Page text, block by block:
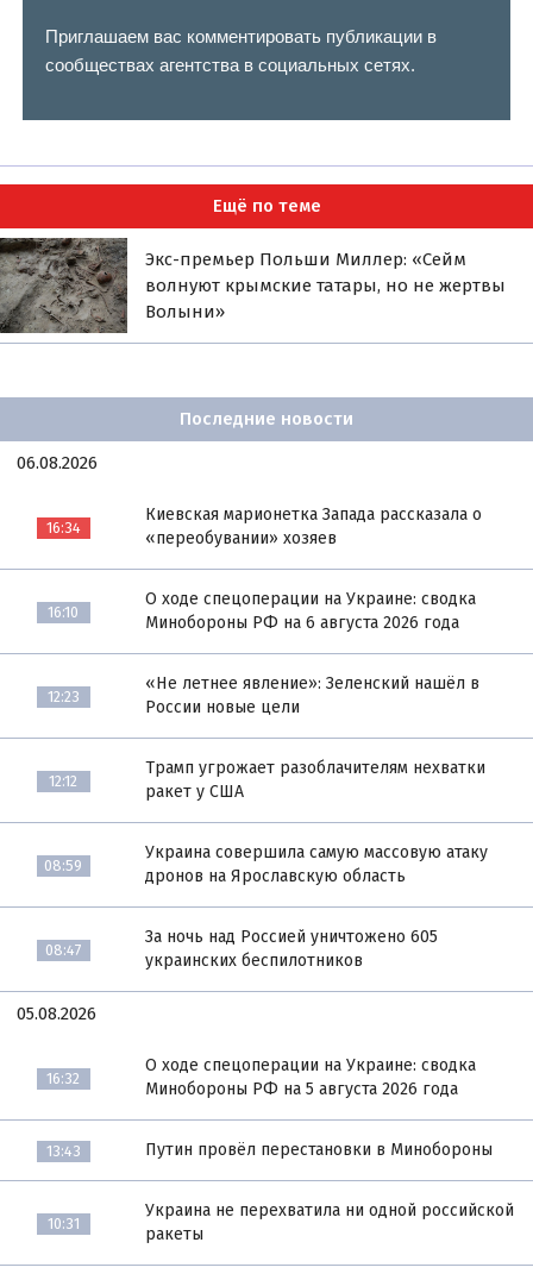
Приглашаем вас комментировать публикации в
сообществах агентства в социальных сетях.
Ещё по теме
Экс-премьер Польши Миллер: «Сейм
волнуют крымские татары, но не жертвы
Волыни»
Последние новости
06.08.2026
16:34
Киевская марионетка Запада рассказала о
«переобувании» хозяев
16:10
О ходе спецоперации на Украине: сводка
Минобороны РФ на 6 августа 2026 года
12:23
«Не летнее явление»: Зеленский нашёл в
России новые цели
12:12
Трамп угрожает разоблачителям нехватки
ракет у США
08:59
Украина совершила самую массовую атаку
дронов на Ярославскую область
08:47
За ночь над Россией уничтожено 605
украинских беспилотников
05.08.2026
16:32
О ходе спецоперации на Украине: сводка
Минобороны РФ на 5 августа 2026 года
13:43 Путин провёл перестановки в Минобороны
10:31
Украина не перехватила ни одной российской
ракеты